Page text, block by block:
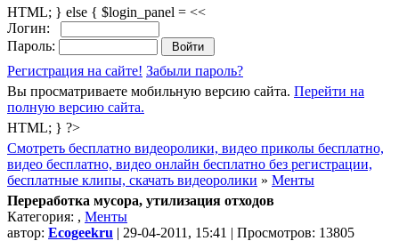
HTML; } else { $login_panel = <<
Логин:
Пароль:
Регистрация на сайте! Забыли пароль?
Вы просматриваете мобильную версию сайта. Перейти на
полную версию сайта.
HTML; } ?>
Смотреть бесплатно видеоролики, видео приколы бесплатно,
видео бесплатно, видео онлайн бесплатно без регистрации,
бесплатные клипы, скачать видеоролики » Менты
Переработка мусора, утилизация отходов
Категория: , Менты
автор: Ecogeekru | 29-04-2011, 15:41 | Просмотров: 13805